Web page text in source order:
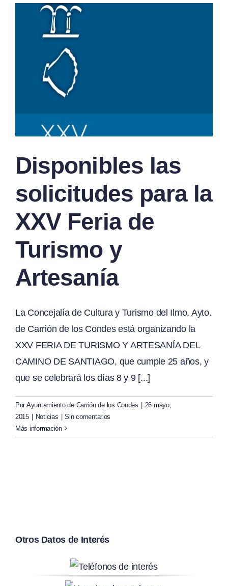
Disponibles las
solicitudes para la
XXV Feria de
Turismo y
Artesanía
La Concejalía de Cultura y Turismo del Ilmo. Ayto.
de Carrión de los Condes está organizando la
XXV FERIA DE TURISMO Y ARTESANÍA DEL
CAMINO DE SANTIAGO, que cumple 25 años, y
que se celebrará los días 8 y 9 [...]
Por Ayuntamiento de Carrión de los Condes | 26 mayo,
2015 | Noticias | Sin comentarios
Más información
Otros Datos de Interés